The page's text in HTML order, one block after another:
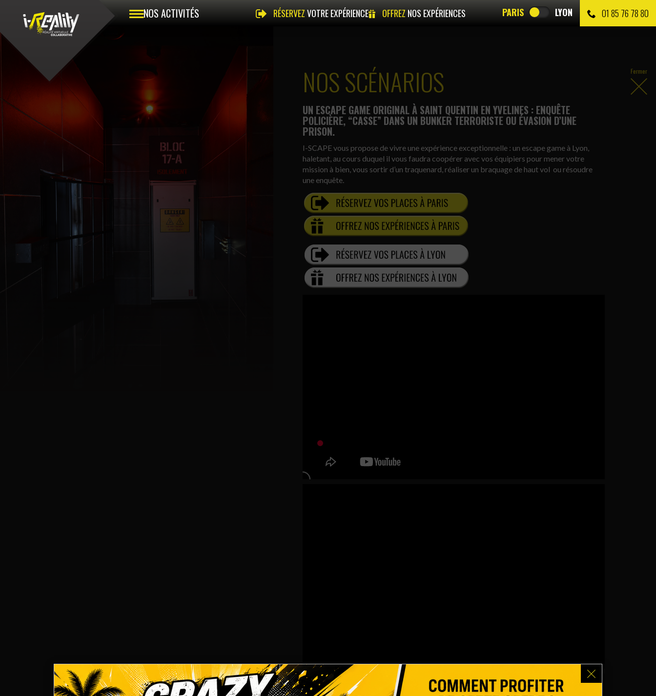
NOS ACTIVITÉS RÉSERVEZVOTRE EXPÉRIENCE OFFREZ NOS EXPÉRIENCES PARIS LYON 01 85 76 78 80
NOS SCÉNARIOS Fermer
UN ESCAPE GAME ORIGINAL À SAINT QUENTIN EN YVELINES : ENQUÊTE
POLICIÈRE, “CASSE” DANS UN BUNKER TERRORISTE OU ÉVASION D’UNE
PRISON.
I-SCAPE vous propose de vivre une expérience exceptionnelle : un escape game à Lyon,
haletant, au cours duquel il vous faudra coopérer avec vos équipiers pour mener votre
mission à bien, vous sortir d’un traquenard, réaliser un braquage de haut vol ou résoudre
une enquête.